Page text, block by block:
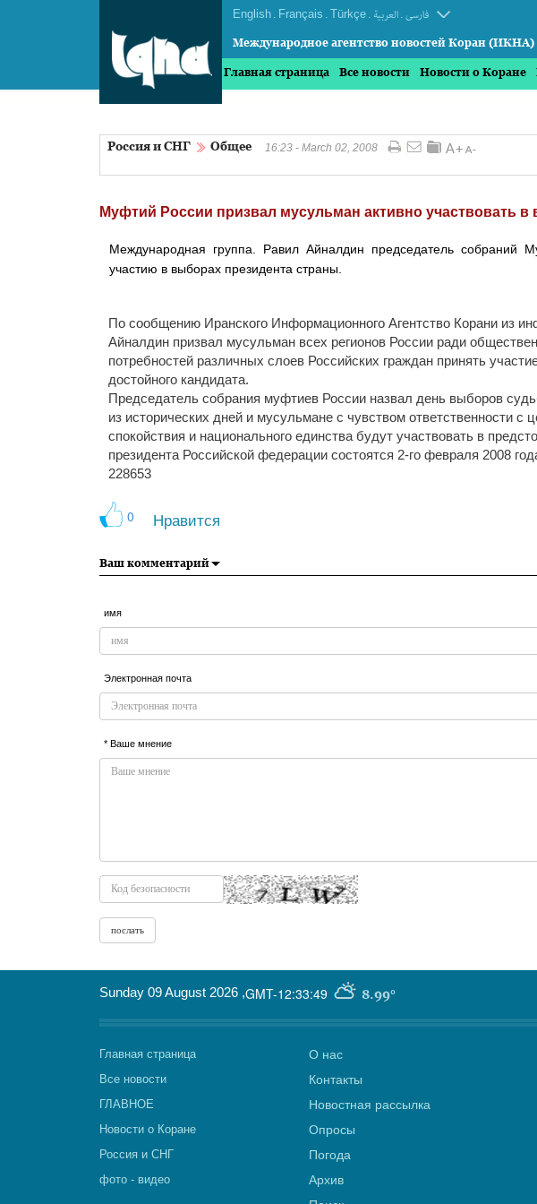
English . Français . Türkçe . العربیة . فارسی
Международное агентство новостей Коран (ИКНА)
Главная страница Все новости Новости о Коране
Россия и СНГ Общее
16:23 - March 02, 2008
Муфтий России призвал мусульман активно участвовать
Международная группа. Равил Айналдин председатель собраний
участию в выборах президента страны.
По сообщению Иранского Информационного Агентство Корани из
Айналдин призвал мусульман всех регионов России ради
потребностей различных слоев Российских граждан принять
достойного кандидата.
Председатель собрания муфтиев России назвал день выборов
из исторических дней и мусульмане с чувством ответственности с
спокойствия и национального единства будут участвовать в
президента Российской федерации состоятся 2-го февраля 2008
228653
0 Нравится
Ваш комментарий
имя
Электронная почта
* Ваше мнение
GMT-12:33:49 8.99°
Sunday 09 August 2026 ,
Главная страница
Все новости
ГЛАВНОЕ
Новости о Коране
Россия и СНГ
фото - видео
О нас
Контакты
Новостная рассылка
Опросы
Погода
Архив